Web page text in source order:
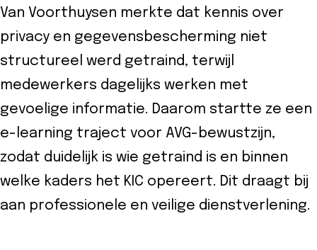
Van Voorthuysen merkte dat kennis over
privacy en gegevensbescherming niet
structureel werd getraind, terwijl
medewerkers dagelijks werken met
gevoelige informatie. Daarom startte ze een
e-learning traject voor AVG-bewustzijn,
zodat duidelijk is wie getraind is en binnen
welke kaders het KIC opereert. Dit draagt bij
aan professionele en veilige dienstverlening.